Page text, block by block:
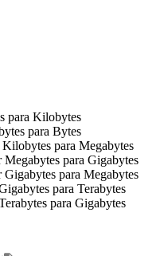
para Kilobytes
para Bytes
para Megabytes
Megabytes para Gigabytes
Gigabytes para Megabytes
para Terabytes
para Gigabytes